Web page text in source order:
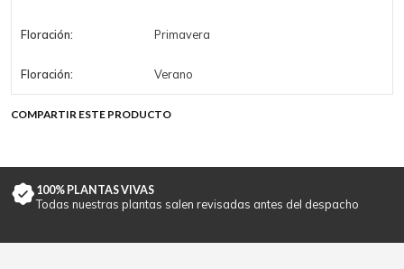
Floración: Primavera
Floración: Verano
COMPARTIR ESTE PRODUCTO
100% PLANTAS VIVAS
Todas nuestras plantas salen revisadas antes del despacho